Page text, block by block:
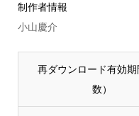
制作者情報
小山慶介
再ダウンロード有効期
数）